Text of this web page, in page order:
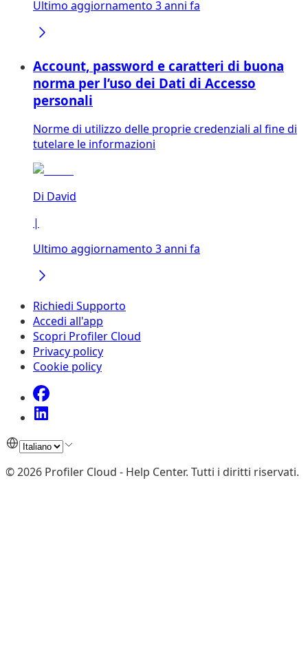
Ultimo aggiornamento 3 anni fa
Account, password e caratteri di buona
norma per l’uso dei Dati di Accesso
personali
Norme di utilizzo delle proprie credenziali al fine di
tutelare le informazioni
Di David
|
Ultimo aggiornamento 3 anni fa
Richiedi Supporto
Accedi all'app
Scopri Profiler Cloud
Privacy policy
Cookie policy
©2026 Profiler Cloud - Help Center. Tutti i diritti riservati.